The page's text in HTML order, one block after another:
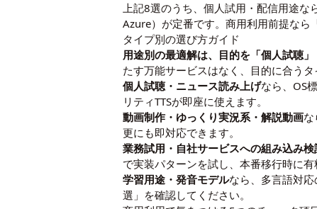
上記8選のうち、個人試用・配信用途な
Azure）が定番です。商用利用前提なら
タイプ別の選び方ガイド
用途別の最適解は、目的を「個人試聴
たす万能サービスはなく、目的に合うタ
個人試聴・ニュース読み上げなら、OS
リティTTSが即座に使えます。
動画制作・ゆっくり実況系・解説動画
更にも即対応できます。
業務試用・自社サービスへの組み込み検
で実装パターンを試し、本番移行時に
学習用途・発音モデルなら、多言語対
選 」を確認してください。